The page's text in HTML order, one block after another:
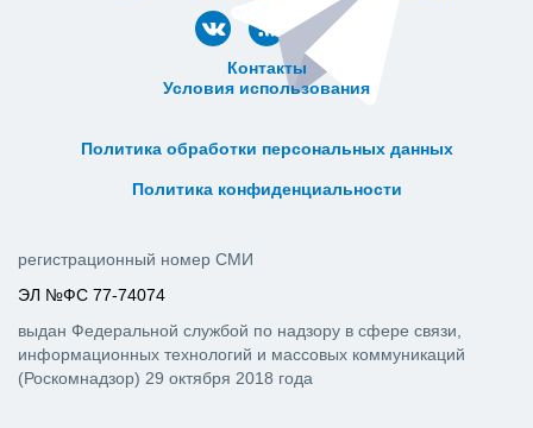
Контакты
Условия использования
Политика обработки персональных данных
Политика конфиденциальности
регистрационный номер СМИ
ЭЛ №ФС 77-74074
выдан Федеральной службой по надзору в сфере связи,
информационных технологий и массовых коммуникаций
(Роскомнадзор) 29 октября 2018 года